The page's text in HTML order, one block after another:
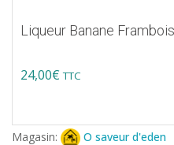
Liqueur Banane
24,00€ TTC
Magasin: O saveur d'eden